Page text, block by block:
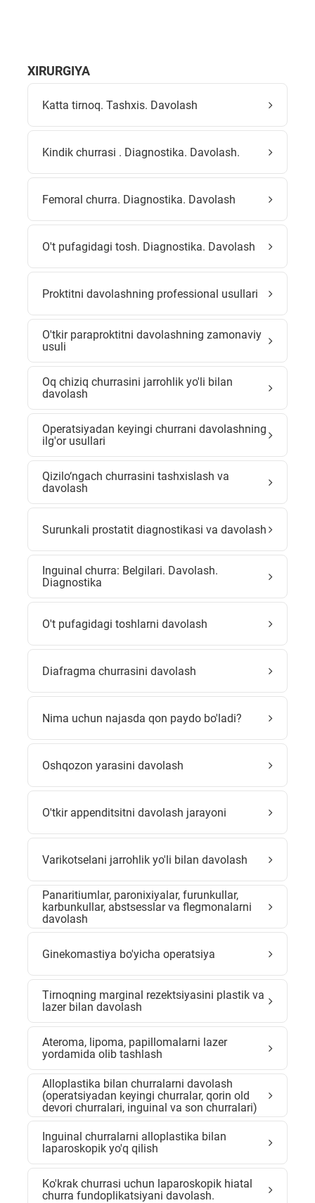
XIRURGIYA
Katta tirnoq. Tashxis. Davolash
Kindik churrasi . Diagnostika. Davolash.
Femoral churra. Diagnostika. Davolash
O't pufagidagi tosh. Diagnostika. Davolash
Proktitni davolashning professional usullari
O'tkir paraproktitni davolashning zamonaviy
usuli
Oq chiziq churrasini jarrohlik yo'li bilan
davolash
Operatsiyadan keyingi churrani davolashning
ilg'or usullari
Qizilo‘ngach churrasini tashxislash va
davolash
Surunkali prostatit diagnostikasi va davolash
Inguinal churra: Belgilari. Davolash.
Diagnostika
O't pufagidagi toshlarni davolash
Diafragma churrasini davolash
Nima uchun najasda qon paydo bo'ladi?
Oshqozon yarasini davolash
O'tkir appenditsitni davolash jarayoni
Varikotselani jarrohlik yo'li bilan davolash
Panaritiumlar, paronixiyalar, furunkullar,
karbunkullar, abstsesslar va flegmonalarni
davolash
Ginekomastiya bo'yicha operatsiya
Tirnoqning marginal rezektsiyasini plastik va
lazer bilan davolash
Ateroma, lipoma, papillomalarni lazer
yordamida olib tashlash
Alloplastika bilan churralarni davolash
(operatsiyadan keyingi churralar, qorin old
devori churralari, inguinal va son churralari)
Inguinal churralarni alloplastika bilan
laparoskopik yo'q qilish
Ko'krak churrasi uchun laparoskopik hiatal
churra fundoplikatsiyani davolash.